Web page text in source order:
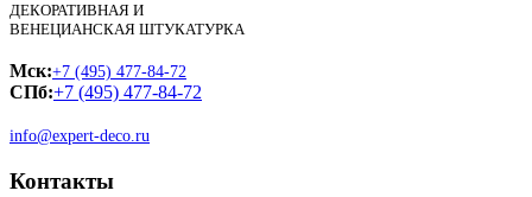
ДЕКОРАТИВНАЯ И
ВЕНЕЦИАНСКАЯ ШТУКАТУРКА
Мск:+7 (495) 477-84-72
СПб:+7 (495) 477-84-72
info@expert-deco.ru
Контакты